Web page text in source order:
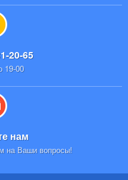
20-65
19-00
нам
на Ваши вопросы!